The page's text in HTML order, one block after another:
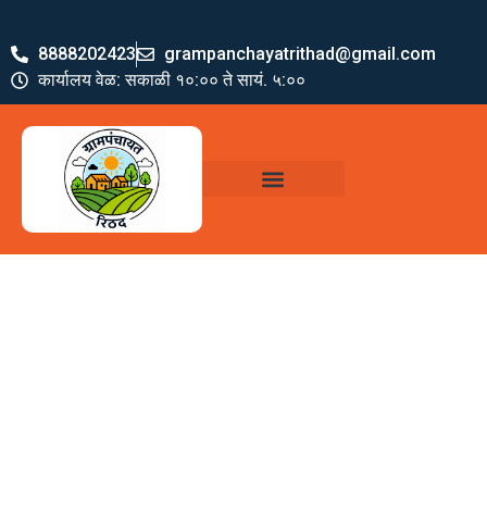
8888202423
grampanchayatrithad@gmail.com
कार्यालय वेळ: सकाळी १०:०० ते सायं. ५:००